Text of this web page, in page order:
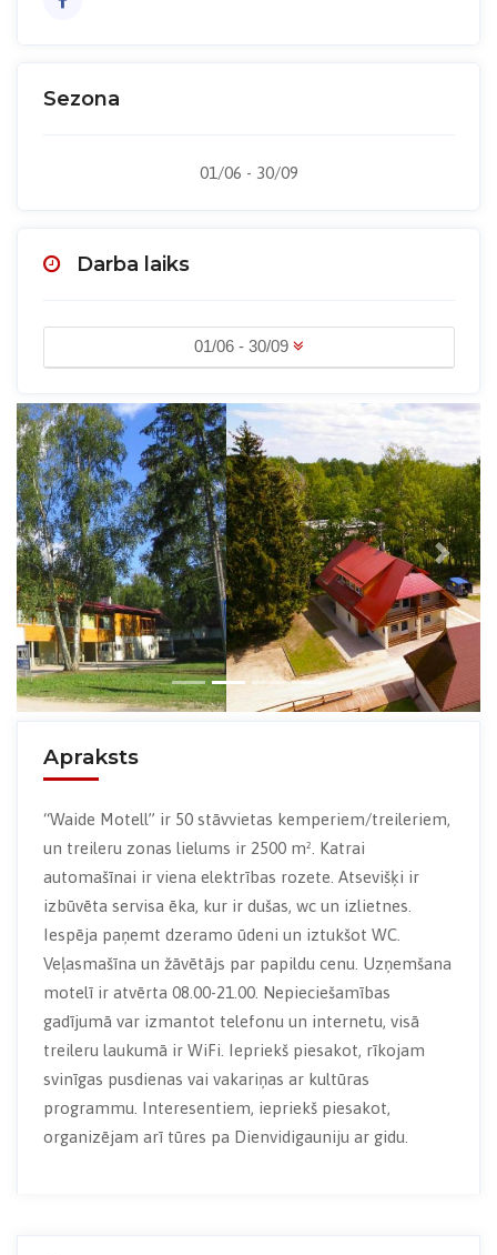
Sezona
01/06 - 30/09
Darba laiks
01/06 - 30/09
Previous Next
Apraksts
“Waide Motell” ir 50 stāvvietas kemperiem/treileriem,
un treileru zonas lielums ir 2500 m². Katrai
automašīnai ir viena elektrības rozete. Atsevišķi ir
izbūvēta servisa ēka, kur ir dušas, wc un izlietnes.
Iespēja paņemt dzeramo ūdeni un iztukšot WC.
Veļasmašīna un žāvētājs par papildu cenu. Uzņemšana
motelī ir atvērta 08.00-21.00. Nepieciešamības
gadījumā var izmantot telefonu un internetu, visā
treileru laukumā ir WiFi. Iepriekš piesakot, rīkojam
svinīgas pusdienas vai vakariņas ar kultūras
programmu. Interesentiem, iepriekš piesakot,
organizējam arī tūres pa Dienvidigauniju ar gidu.